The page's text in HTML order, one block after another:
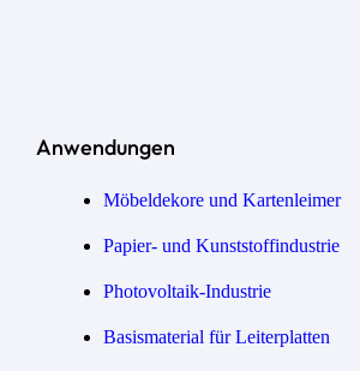
Anwendungen
Möbeldekore und Kartenleimer
Papier- und Kunststoffindustrie
Photovoltaik-Industrie
Basismaterial für Leiterplatten